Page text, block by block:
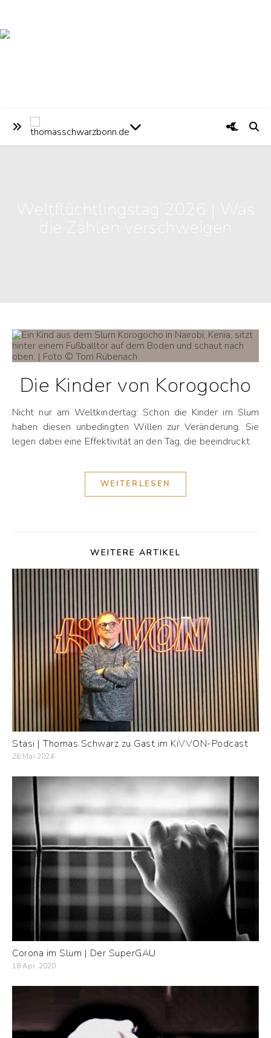
Die Kinder von Korogocho
Nicht nur am Weltkindertag: Schon die Kinder im Slum
haben diesen unbedingten Willen zur Veränderung. Sie
legen dabei eine Effektivität an den Tag, die beeindruckt.
WEITERLESEN
WEITERE ARTIKEL
Stasi | Thomas Schwarz zu Gast im KiVVON-Podcast
26 Mai 2024
Corona im Slum | Der SuperGAU
18 Apr. 2020